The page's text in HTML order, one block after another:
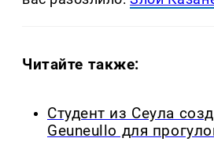
Читайте также:
Студент из Сеула
Geuneullo для